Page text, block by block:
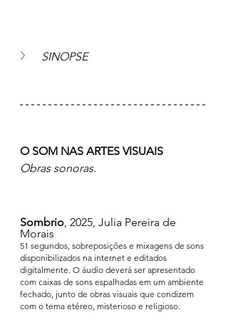
SINOPSE
O SOM NAS ARTES VISUAIS
Obras sonoras.
Sombrio, 2025, Julia Pereira de
Morais
51 segundos, sobreposições e mixagens de sons
disponibilizados na internet e editados
digitalmente. O áudio deverá ser apresentado
com caixas de sons espalhadas em um ambiente
fechado, junto de obras visuais que condizem
com o tema etéreo, misterioso e religioso.